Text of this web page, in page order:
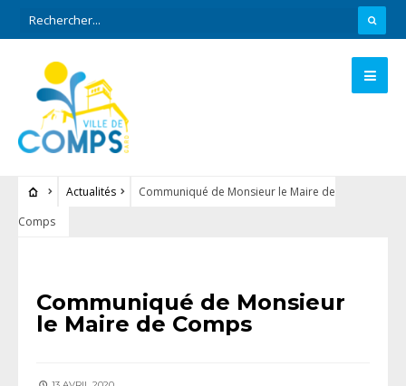
Actualités
Communiqué de Monsieur le Maire de
Comps
Communiqué de Monsieur
le Maire de Comps